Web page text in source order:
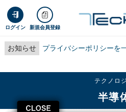
ログイン 新規会員登録
お知らせ プライバシーポリシーを
CLOSE
テクノロ
半導